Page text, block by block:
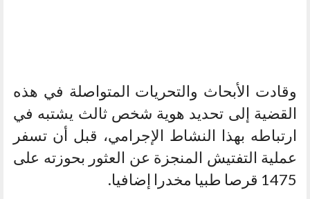
وقادت الأبحاث والتحريات المتواصلة في هذه
القضية إلى تحديد هوية شخص ثالث يشتبه في
ارتباطه بهذا النشاط الإجرامي، قبل أن تسفر
عملية التفتيش المنجزة عن العثور بحوزته على
1475 قرصا طبيا مخدرا إضافيا.